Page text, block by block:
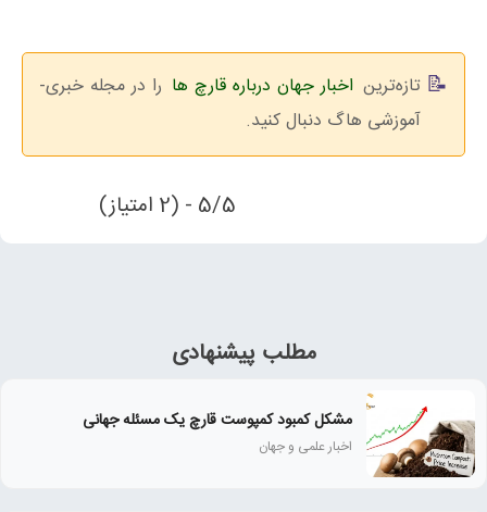
تازه‌ترین اخبار جهان درباره قارچ ها را در مجله خبری-
آموزشی هاگ دنبال کنید.
5/5 - (2 امتیاز)
مطلب پیشنهادی
مشکل کمبود کمپوست قارچ یک مسئله جهانی
اخبار علمی و جهان